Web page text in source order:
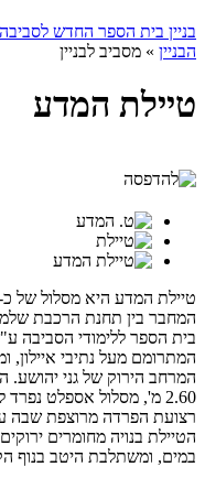
בניין בית הספר החדש לסביבה
הבניין » מסביב לבניין
טיילת המדע
המחבר בין תחנת הרכבת
בית הספר ללימודי הסביבה
המתרומם מעל נתיבי
המרחב הירוק של גני יהושע.
רצועת הפרדה מרוצפת שבה
הטיילת בנויה מחומרים
במים, ומשתלבת היטב בנוף